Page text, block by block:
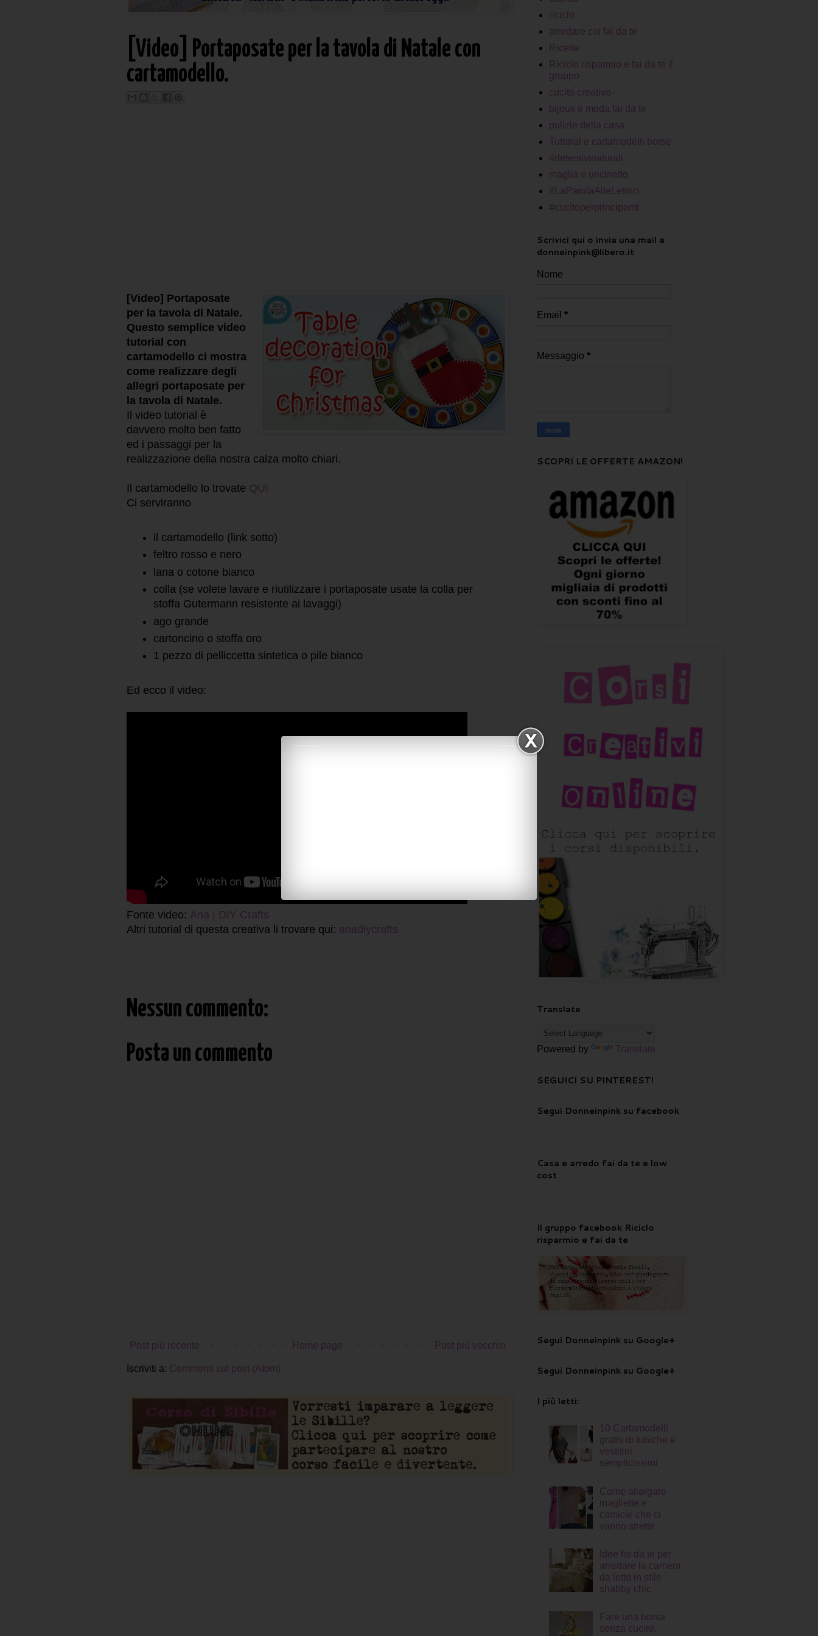
[Video] Portaposate per la tavola di Natale con
cartamodello.
[Video] Portaposate
per la tavola di Natale.
Questo semplice video
tutorial con
cartamodello ci mostra
come realizzare degli
allegri portaposate per
la tavola di Natale.
Il video tutorial è
davvero molto ben fatto
ed i passaggi per la
realizzazione della nostra calza molto chiari.
Il cartamodello lo trovate QUI
Ci serviranno
il cartamodello (link sotto)
feltro rosso e nero
lana o cotone bianco
colla (se volete lavare e riutilizzare i portaposate usate la colla per
stoffa Gutermann resistente ai lavaggi)
ago grande
cartoncino o stoffa oro
1 pezzo di pelliccetta sintetica o pile bianco
Ed ecco il video:
Fonte video: Ana | DIY Crafts
Altri tutorial di questa creativa li trovare qui: anadiycrafts
Nessun commento:
Posta un commento
Post più recente Post più vecchio
Home page
Iscriviti a: Commenti sul post (Atom)
riciclo
arredare col fai da te
Ricette
Riciclo risparmio e fai da te il
gruppo
cucito creativo
bijoux e moda fai da te
pulizie della casa
Tutorial e cartamodelli borse
#detersivinaturali
maglia e uncinetto
#LaParolaAlleLettrici
#cucitoperprincipanti
Scrivici qui o invia una mail a
donneinpink@libero.it
Nome
Email *
Messaggio *
SCOPRI LE OFFERTE AMAZON!
Translate
Powered by Translate
SEGUICI SU PINTEREST!
Segui Donneinpink su facebook
Casa e arredo fai da te e low
cost
Il gruppo facebook Riciclo
risparmio e fai da te
Segui Donneinpink su Google+
Segui Donneinpink su Google+
I più letti:
10 Cartamodelli
gratis di tuniche e
vestitini
semplicissimi
Come allargare
magliette e
camicie che ci
vanno strette
Idee fai da te per
arredare la camera
da letto in stile
shabby chic
Fare una borsa
senza cucire.